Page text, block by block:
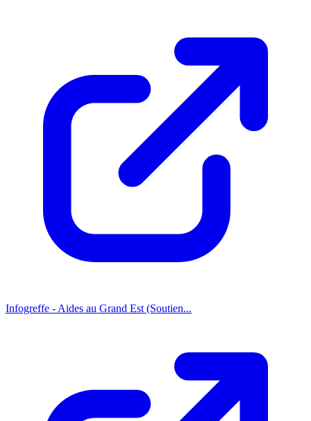
Infogreffe - Aides au Grand Est (Soutien...